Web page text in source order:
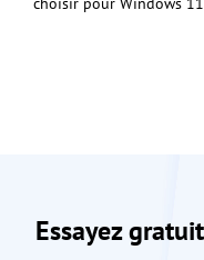
Essayez